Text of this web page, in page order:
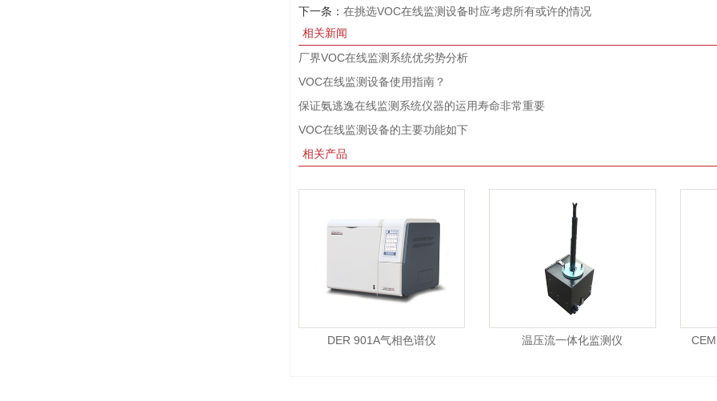
下一条： 在挑选VOC在线监测设备时应考虑所有或许的情况
相关新闻
厂界VOC在线监测系统优劣势分析
VOC在线监测设备使用指南？
保证氨逃逸在线监测系统仪器的运用寿命非常重要
VOC在线监测设备的主要功能如下
相关产品
DER 901A气相色谱仪 温压流一体化监测仪